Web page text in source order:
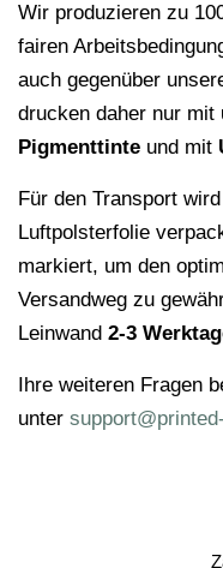
Wir produzieren zu
fairen
auch gegenüber
drucken daher nur mit
Pigmenttinte und mit
Für den Transport
Luftpolsterfolie
markiert, um den
Versandweg zu
Leinwand 2-3
Ihre weiteren Fragen
unter